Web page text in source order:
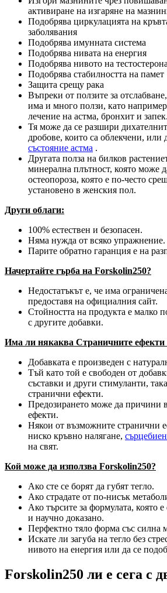
активиране на изгаряне на
Подобрява циркулацията на
заболявания
Подобрява имунната система
Подобрява нивата на енергия
Подобрява нивото на
Подобрява стабилността на памет
Защита срещу рака
Въпреки от ползите за
има и много ползи, като
лечение на астма, бронхит и запек.
Тя може да се разшири
дробове, които са облекчени, или
състояние астма .
Другата полза на билков
минерална плътност, която може
остеопороза, която е по-често
установено в женския пол.
Други облаги:
100% естествен и безопасен.
Няма нужда от всяко упражнение.
Парите обратно гаранция е на
Начертайте гърба на Forskolin250?
Недостатъкът е, че има
предоставя на официалния сайт.
Стойността на продукта е малко
с другите добавки.
Има ли някаква Страничните ефекти
Добавката е произведен с
Тъй като той е свободен от
съставки и други стимуланти,
странични ефекти.
Предозирането може да причини
ефекти.
Някои от възможните странични
ниско кръвно налягане,
на свят.
Кой може да използва Forskolin250?
Ако сте се борят да губят тегло.
Ако страдате от по-нисък
Ако търсите за формулата, която
и научно доказано.
Перфектно тяло форма със силна
Искате ли загуба на тегло без
нивото на енергия или да се
Forskolin250 ли е сега с